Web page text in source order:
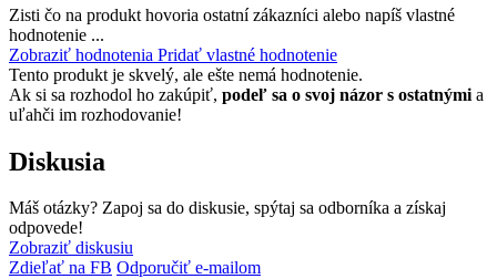
Zisti čo na produkt hovoria ostatní zákazníci alebo napíš vlastné
hodnotenie ...
Zobraziť hodnotenia Pridať vlastné hodnotenie
Tento produkt je skvelý, ale ešte nemá hodnotenie.
Ak si sa rozhodol ho zakúpiť, podeľ sa o svoj názor s ostatnými a
uľahči im rozhodovanie!
Diskusia
Máš otázky? Zapoj sa do diskusie, spýtaj sa odborníka a získaj
odpovede!
Zobraziť diskusiu
Zdieľať na FB Odporučiť e-mailom